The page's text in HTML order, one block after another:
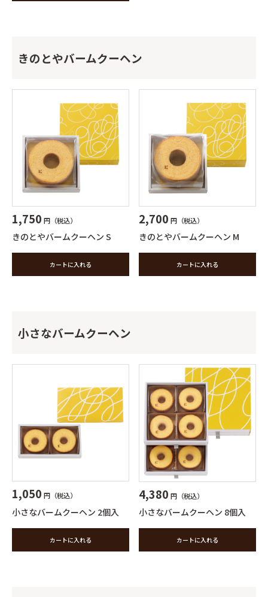
きのとやバームクーヘン
1,750 円（税込）
きのとやバームクーヘン S
カートに入れる
2,700 円（税込）
きのとやバームクーヘン M
カートに入れる
小さなバームクーヘン
1,050 円（税込）
小さなバームクーヘン 2個入
カートに入れる
4,380 円（税込）
小さなバームクーヘン 8個入
カートに入れる